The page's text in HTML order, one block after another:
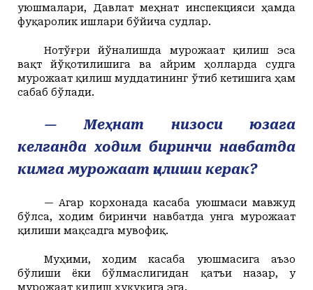
уюшмалари, Давлат меҳнат инспекцияси ҳамда
фуқаролик ишлари бўйича судлар.
Нотўғри йўналишда мурожаат қилиш эса
вақт йўқотилишига ва айрим ҳолларда судга
мурожаат қилиш муддатининг ўтиб кетишига ҳам
сабаб бўлади.
— Меҳнат низоси юзага
келганда ходим биринчи навбатда
кимга мурожаат қилиши керак?
— Агар корхонада касаба уюшмаси мавжуд
бўлса, ходим биринчи навбатда унга мурожаат
қилиши мақсадга мувофиқ.
Муҳими, ходим касаба уюшмасига аъзо
бўлиши ёки бўлмаслигидан қатъи назар, у
мурожаат қилиш ҳуқуқига эга.